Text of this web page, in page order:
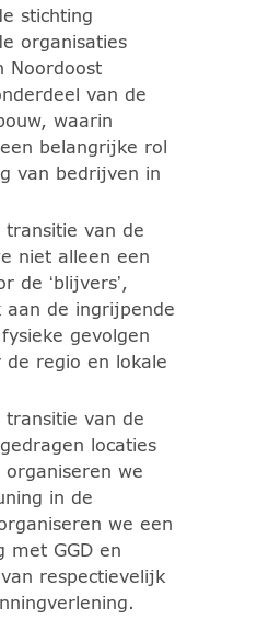
stichting
organisaties
Noordoost
van de
waarin
belangrijke rol
van bedrijven in
transitie van de
niet alleen een
de ‘blijvers’,
de ingrijpende
gevolgen
regio en lokale
transitie van de
locaties
we
in de
we een
met GGD en
respectievelijk